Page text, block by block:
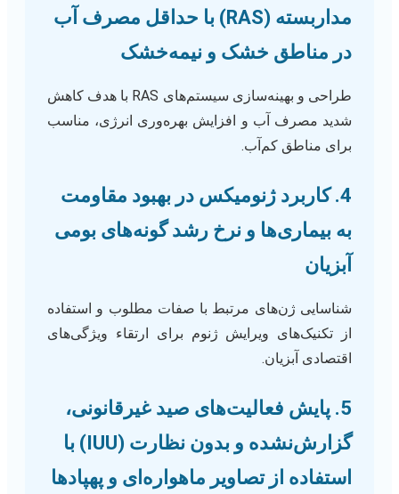
مداربسته (RAS) با حداقل مصرف آب
در مناطق خشک و نیمه‌خشک
طراحی و بهینه‌سازی سیستم‌های RAS با هدف کاهش
شدید مصرف آب و افزایش بهره‌وری انرژی، مناسب
برای مناطق کم‌آب.
4. کاربرد ژنومیکس در بهبود مقاومت
به بیماری‌ها و نرخ رشد گونه‌های بومی
آبزیان
شناسایی ژن‌های مرتبط با صفات مطلوب و استفاده
از تکنیک‌های ویرایش ژنوم برای ارتقاء ویژگی‌های
اقتصادی آبزیان.
5. پایش فعالیت‌های صید غیرقانونی،
گزارش‌نشده و بدون نظارت (IUU) با
استفاده از تصاویر ماهواره‌ای و پهپادها